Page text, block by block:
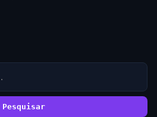
Pesquisar